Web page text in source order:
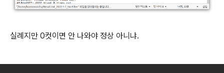
실례지만 0컷이면 안 나와야 정상 아니냐.